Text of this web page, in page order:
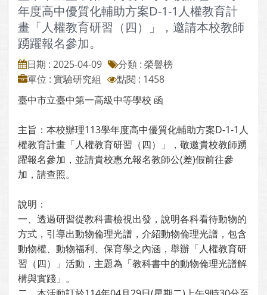
年度高中優質化輔助方案D-1-1人權教育計
畫「人權教育研習（四）」，邀請本校教師
踴躍報名參加。
日期 : 2025-04-09
分類 : 榮譽榜
單位 : 實驗研究組
點閱 : 1458
臺中市立臺中第一高級中等學校 函
主旨：本校辦理113學年度高中優質化輔助方案D-1-1人
權教育計畫「人權教育研習（四）」，敬邀貴校教師踴
躍報名參加，並請貴校惠允報名教師公(差)假前往參
加，請查照。
說明：
一、透過研習從教科書檢視出發，說明各科看待動物的
方式，引導出動物倫理光譜，介紹動物倫理光譜，包含
動物權、動物福利、保育學之內涵，舉辦「人權教育研
習（四）」活動，主題為「教科書中的動物倫理光譜解
構與實踐」。